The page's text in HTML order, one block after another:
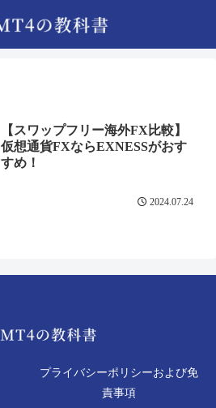
【スワップフリー海外FX比較】
仮想通貨FXならEXNESSがおす
すめ！
2024.07.24
プライバシーポリシーおよび免
責事項